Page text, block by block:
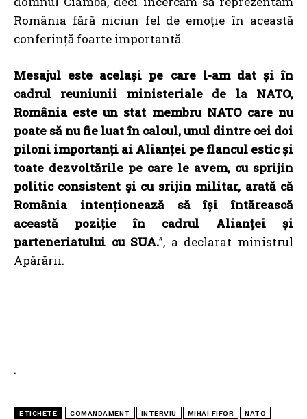
România fără niciun fel de emoție în această
conferință foarte importantă.
Mesajul este același pe care l-am dat și în
cadrul reuniunii ministeriale de la NATO,
România este un stat membru NATO care nu
poate să nu fie luat în calcul, unul dintre cei doi
piloni importanți ai Alianței pe flancul estic și
toate dezvoltările pe care le avem, cu sprijin
politic consistent și cu srijin militar, arată că
România intenționează să își întărească
această poziție în cadrul Alianței și
parteneriatului cu SUA.”, a declarat ministrul
Apărării.
.
ETICHETE COMANDAMENT INTERVIU MIHAI FIFOR NATO